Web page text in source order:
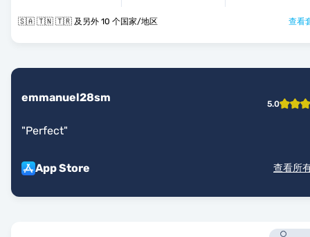
🇸🇦 🇹🇳 🇹🇷 及另外 10 个国家/地区 查看
emmanuel28sm 5.0
"Perfect"
App Store 查看所